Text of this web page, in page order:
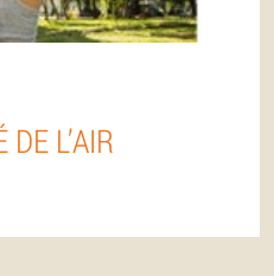
DE L’AIR